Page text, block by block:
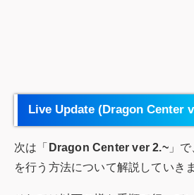
Live Update (Dragon Center
次は「 Dragon Center ver 2.~」で
を行う方法について解説していき